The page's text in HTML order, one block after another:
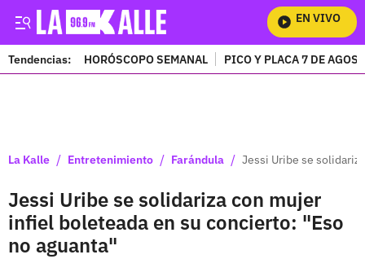
EN VIVO
Tendencias: HORÓSCOPO SEMANAL PICO Y PLACA 7 DE
La Kalle / Entretenimiento / Farándula / Jessi Uribe se
Jessi Uribe se solidariza con mujer
infiel boleteada en su concierto: "Eso
no aguanta"